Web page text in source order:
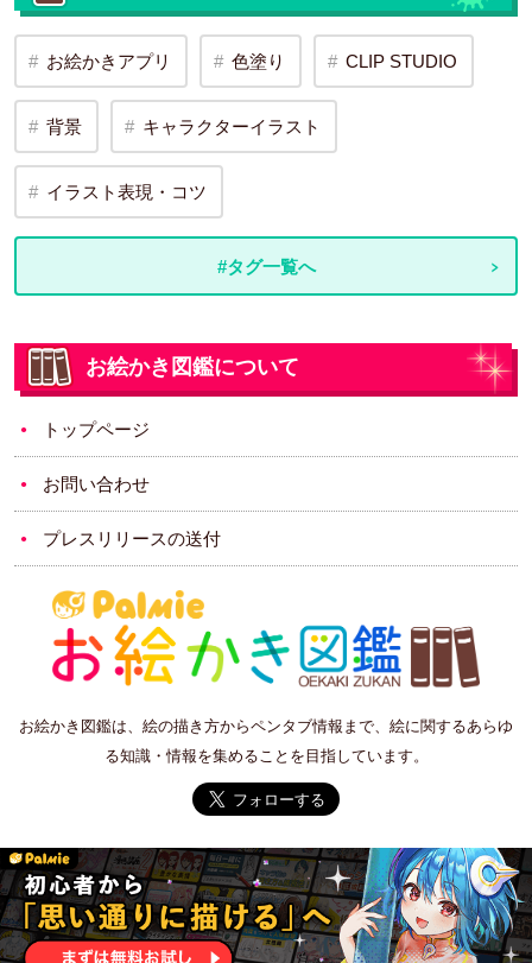
お絵かきアプリ 色塗り CLIP STUDIO
背景 キャラクターイラスト
イラスト表現・コツ
#タグ一覧へ
お絵かき図鑑について
トップページ
お問い合わせ
プレスリリースの送付
お絵かき図鑑は、絵の描き方からペンタブ情報まで、絵に関するあらゆ
る知識・情報を集めることを目指しています。